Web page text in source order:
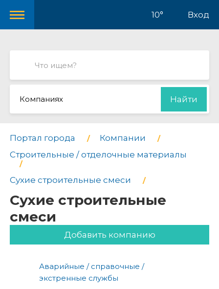
10° Вход
Компаниях Найти
Портал города
Компании
Строительные / отделочные материалы
Сухие строительные смеси
Сухие строительные
смеси
Добавить компанию
Аварийные / справочные /
экстренные службы